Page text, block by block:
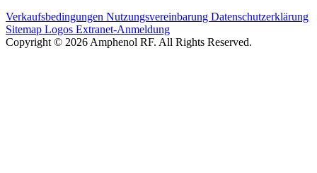
Verkaufsbedingungen Nutzungsvereinbarung Datenschutzerklärung
Sitemap Logos Extranet-Anmeldung
Copyright © 2026 Amphenol RF. All Rights Reserved.